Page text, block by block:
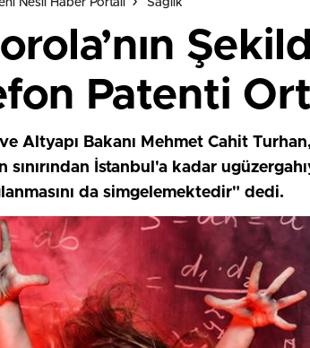
Nesil Haber Portalı Sağlık
Patenti
ve Altyapı Bakanı Mehmet Cahit
sınırından İstanbul'a kadar
da simgelemektedir" dedi.